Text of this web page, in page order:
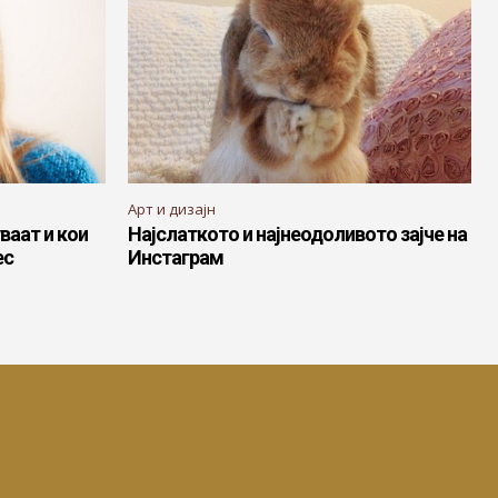
и кои
Арт и дизајн
Најслаткото и најнеодоливото зајче на
Инстаграм